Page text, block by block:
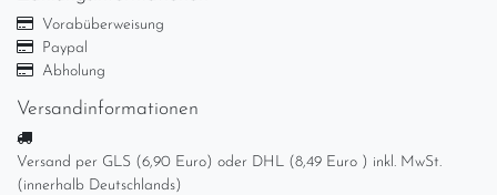
Vorabüberweisung
Paypal
Abholung
Versandinformationen
Versand per GLS (6,90 Euro) oder DHL (8,49 Euro ) inkl. MwSt.
(innerhalb Deutschlands)